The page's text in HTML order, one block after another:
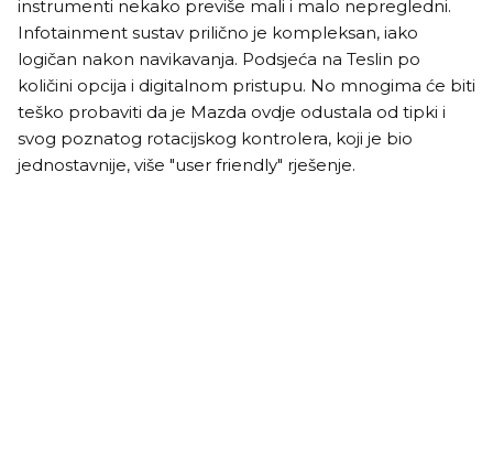
instrumenti nekako previše mali i malo nepregledni.
Infotainment sustav prilično je kompleksan, iako
logičan nakon navikavanja. Podsjeća na Teslin po
količini opcija i digitalnom pristupu. No mnogima će biti
teško probaviti da je Mazda ovdje odustala od tipki i
svog poznatog rotacijskog kontrolera, koji je bio
jednostavnije, više "user friendly" rješenje.